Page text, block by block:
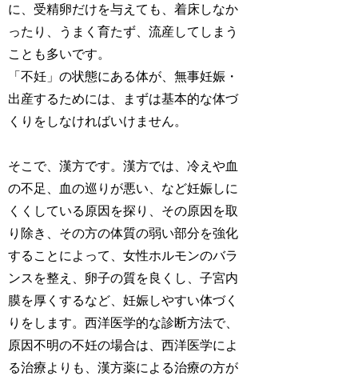
に、受精卵だけを与えても、着床しなか
ったり、うまく育たず、流産してしまう
ことも多いです。
「不妊」の状態にある体が、無事妊娠・
出産するためには、まずは基本的な体づ
くりをしなければいけません。
そこで、漢方です。漢方では、冷えや血
の不足、血の巡りが悪い、など妊娠しに
くくしている原因を探り、その原因を取
り除き、その方の体質の弱い部分を強化
することによって、女性ホルモンのバラ
ンスを整え、卵子の質を良くし、子宮内
膜を厚くするなど、妊娠しやすい体づく
りをします。西洋医学的な診断方法で、
原因不明の不妊の場合は、西洋医学によ
る治療よりも、漢方薬による治療の方が